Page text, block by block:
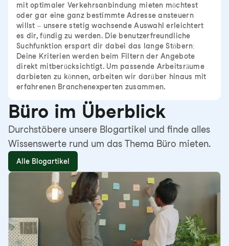
mit optimaler Verkehrsanbindung mieten möchtest
oder gar eine ganz bestimmte Adresse ansteuern
willst – unsere stetig wachsende Auswahl erleichtert
es dir, fündig zu werden. Die benutzerfreundliche
Suchfunktion erspart dir dabei das lange Stöbern:
Deine Kriterien werden beim Filtern der Angebote
direkt mitberücksichtigt. Um passende Arbeitsräume
darbieten zu können, arbeiten wir darüber hinaus mit
erfahrenen Branchenexperten zusammen.
Büro im Überblick
Durchstöbere unsere Blogartikel und finde alles
Wissenswerte rund um das Thema Büro mieten.
Alle Blogartikel